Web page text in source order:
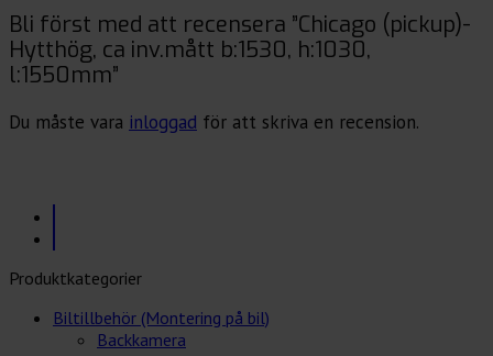
Bli först med att recensera ”Chicago (pickup)-
Hytthög, ca inv.mått b:1530, h:1030,
l:1550mm”
Du måste vara inloggad för att skriva en recension.
Produktkategorier
Biltillbehör (Montering på bil)
Backkamera